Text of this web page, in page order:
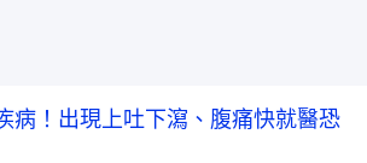
病！出現上吐下瀉、腹痛快就醫恐